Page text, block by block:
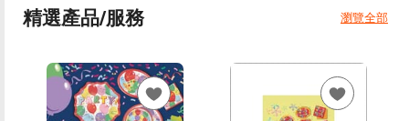
精選產品/服務 瀏覽全部